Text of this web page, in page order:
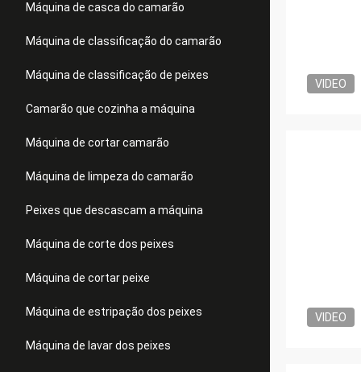
Máquina de casca do camarão
Máquina de classificação do camarão
Máquina de classificação de peixes
Camarão que cozinha a máquina
Máquina de cortar camarão
Máquina de limpeza do camarão
Peixes que descascam a máquina
Máquina de corte dos peixes
Máquina de cortar peixe
Máquina de estripação dos peixes
Máquina de lavar dos peixes
VIDEO
VIDEO